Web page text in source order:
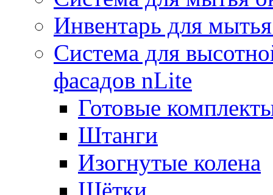
Инвентарь для
Система для
фасадов nLite
Готовые
Штанги
Изогнутые колена
Щётки